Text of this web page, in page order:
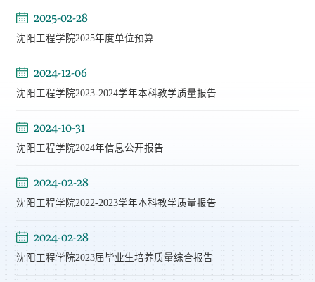
2025-02-28
沈阳工程学院2025年度单位预算
2024-12-06
沈阳工程学院2023-2024学年本科教学质量报告
2024-10-31
沈阳工程学院2024年信息公开报告
2024-02-28
沈阳工程学院2022-2023学年本科教学质量报告
2024-02-28
沈阳工程学院2023届毕业生培养质量综合报告